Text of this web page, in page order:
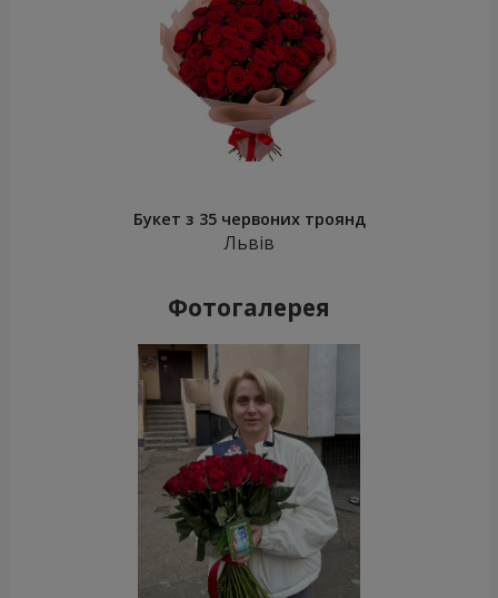
Букет з 35 червоних троянд
Львів
Фотогалерея